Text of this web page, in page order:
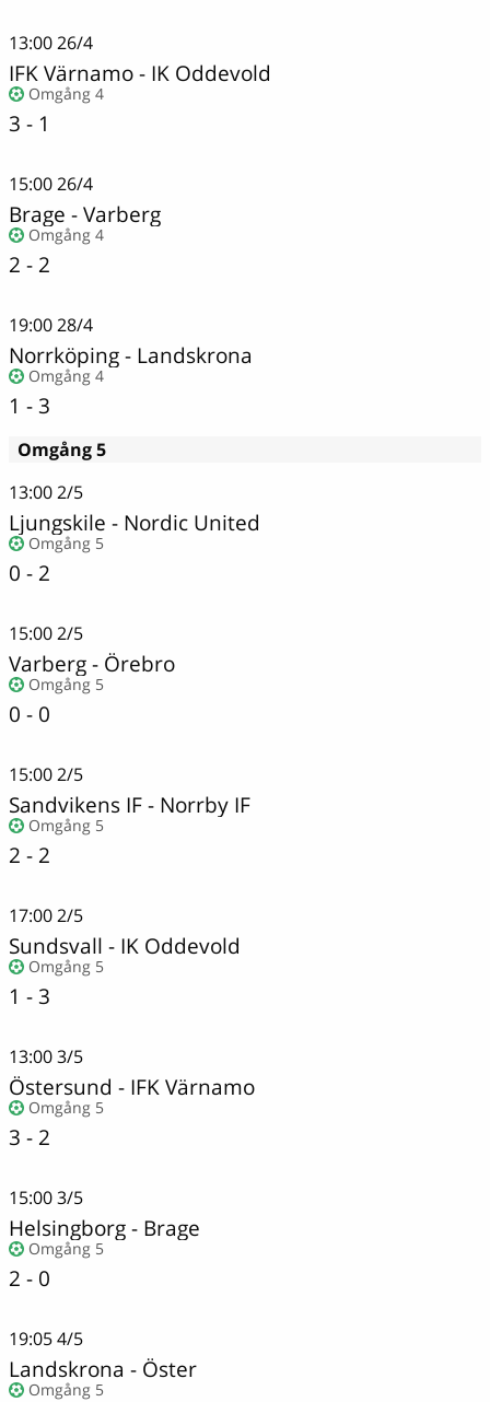
13:0026/4
IFK Värnamo- IK Oddevold
Omgång 4
3 - 1
15:0026/4
Brage - Varberg
Omgång 4
2 - 2
19:0028/4
Norrköping- Landskrona
Omgång 4
1 - 3
Omgång 5
13:002/5
Ljungskile - Nordic United
Omgång 5
0 - 2
15:002/5
Varberg - Örebro
Omgång 5
0 - 0
15:002/5
Sandvikens IF - Norrby IF
Omgång 5
2 - 2
17:002/5
Sundsvall - IK Oddevold
Omgång 5
1 - 3
13:003/5
Östersund - IFK Värnamo
Omgång 5
3 - 2
15:003/5
Helsingborg- Brage
Omgång 5
2 - 0
19:054/5
Landskrona - Öster
Omgång 5